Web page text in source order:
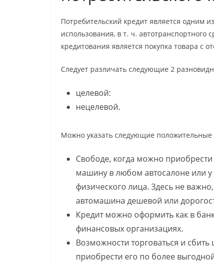
Потребительский кредит является одним
использования, в т. ч. автотранспортного
кредитования является покупка товара с
Следует различать следующие 2
целевой:
нецелевой.
Можно указать следующие положительные
Свободе, когда можно
машину в любом автосалоне или
физического лица. Здесь не
автомашина дешевой или
Кредит можно оформить как в
финансовых организациях.
Возможности торговаться и сбить
приобрести его по более